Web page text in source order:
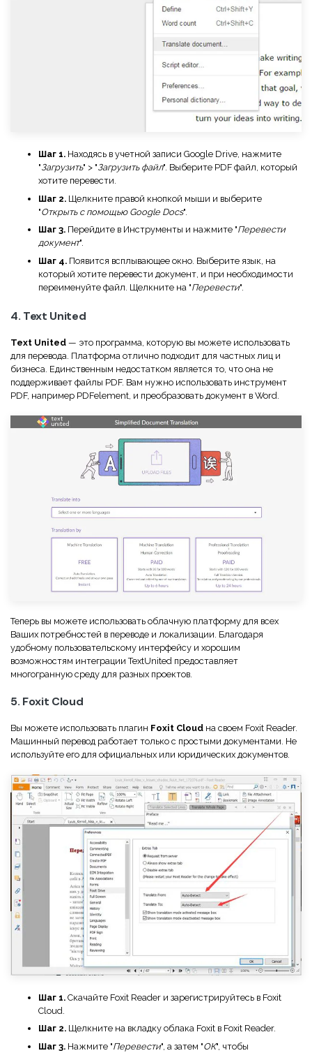
Шаг 1. Находясь в учетной записи Google Drive, нажмите
"Загрузить" > "Загрузить файл". Выберите PDF файл, который
хотите перевести.
Шаг 2. Щелкните правой кнопкой мыши и выберите
"Открыть с помощью Google Docs".
Шаг 3. Перейдите в Инструменты и нажмите "Перевести
документ".
Шаг 4. Появится всплывающее окно. Выберите язык, на
который хотите перевести документ, и при необходимости
переименуйте файл. Щелкните на "Перевести".
4. Text United
Text United — это программа, которую вы можете использовать
для перевода. Платформа отлично подходит для частных лиц и
бизнеса. Единственным недостатком является то, что она не
поддерживает файлы PDF. Вам нужно использовать инструмент
PDF, например PDFelement, и преобразовать документ в Word.
Теперь вы можете использовать облачную платформу для всех
Ваших потребностей в переводе и локализации. Благодаря
удобному пользовательскому интерфейсу и хорошим
возможностям интеграции TextUnited предоставляет
многогранную среду для разных проектов.
5. Foxit Cloud
Вы можете использовать плагин Foxit Cloud на своем Foxit Reader.
Машинный перевод работает только с простыми документами. Не
используйте его для официальных или юридических документов.
Шаг 1. Скачайте Foxit Reader и зарегистрируйтесь в Foxit
Cloud.
Шаг 2. Щелкните на вкладку облака Foxit в Foxit Reader.
Шаг 3. Нажмите "Перевести", а затем "ОК", чтобы